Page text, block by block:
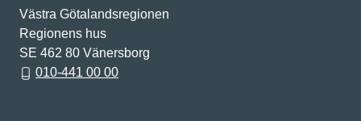
Västra Götalandsregionen
Regionens hus
SE 462 80 Vänersborg
010-441 00 00